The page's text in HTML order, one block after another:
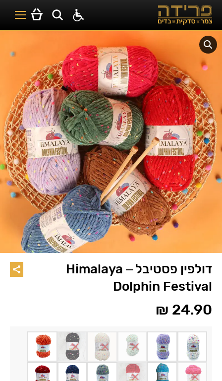
דולפין פסטיבל – Himalaya
Dolphin Festival
₪ 24.90